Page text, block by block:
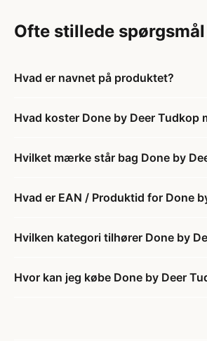
Ofte stillede spørgsmål
Hvad er navnet på produktet?
Hvad koster Done by Deer Tudkop
Hvilket mærke står bag Done by
Hvad er EAN / Produktid for Done
Hvilken kategori tilhører Done by
Hvor kan jeg købe Done by Deer